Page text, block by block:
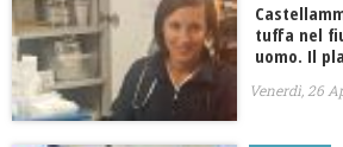
tuffa nel
uomo. Il
Venerdì, 26